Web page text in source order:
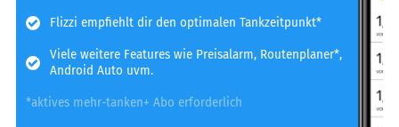
Flizzi empfiehlt dir den optimalen Tankzeitpunkt*
Viele weitere Features wie Preisalarm, Routenplaner*,
Android Auto uvm.
*aktives mehr-tanken+ Abo erforderlich